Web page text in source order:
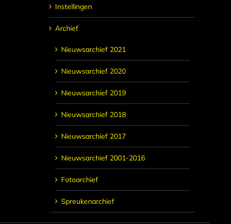
Instellingen
Archief
Nieuwsarchief 2021
Nieuwsarchief 2020
Nieuwsarchief 2019
Nieuwsarchief 2018
Nieuwsarchief 2017
Nieuwsarchief 2001-2016
Fotoarchief
Spreukenarchief